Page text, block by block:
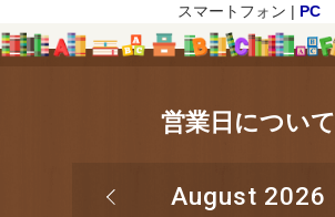
スマートフォン | PC
営業日について
August 2026